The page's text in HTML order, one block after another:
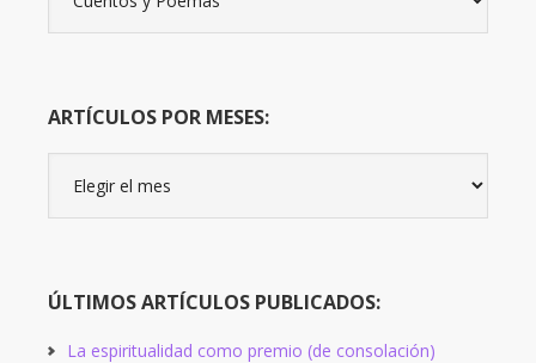
Blog:
ARTÍCULOS POR MESES:
meses:
ÚLTIMOS ARTÍCULOS PUBLICADOS:
La espiritualidad como premio (de consolación)